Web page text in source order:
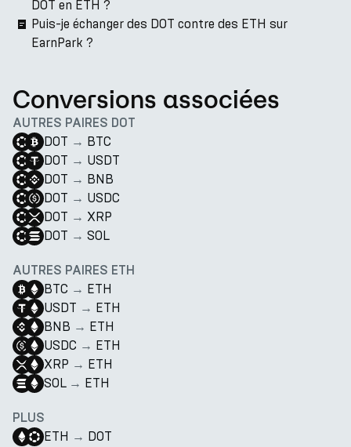
DOT en ETH ?
Puis-je échanger des DOT contre des ETH sur
EarnPark ?
Conversions associées
AUTRES PAIRES DOT
DOT → BTC
DOT → USDT
DOT → BNB
DOT → USDC
DOT → XRP
DOT → SOL
AUTRES PAIRES ETH
BTC → ETH
USDT → ETH
BNB → ETH
USDC → ETH
XRP → ETH
SOL → ETH
PLUS
ETH → DOT